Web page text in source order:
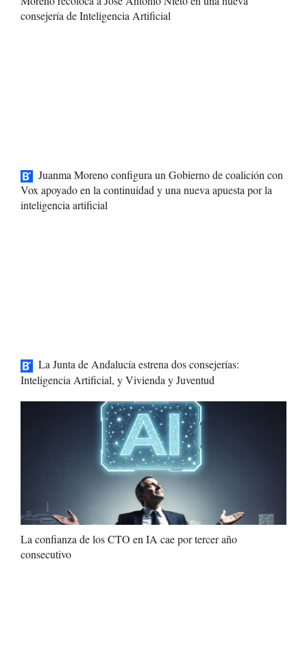
consejería de Inteligencia Artificial
Juanma Moreno configura un Gobierno de coalición con
Vox apoyado en la continuidad y una nueva apuesta por la
inteligencia artificial
La Junta de Andalucía estrena dos consejerías:
Inteligencia Artificial, y Vivienda y Juventud
La confianza de los CTO en IA cae por tercer año
consecutivo